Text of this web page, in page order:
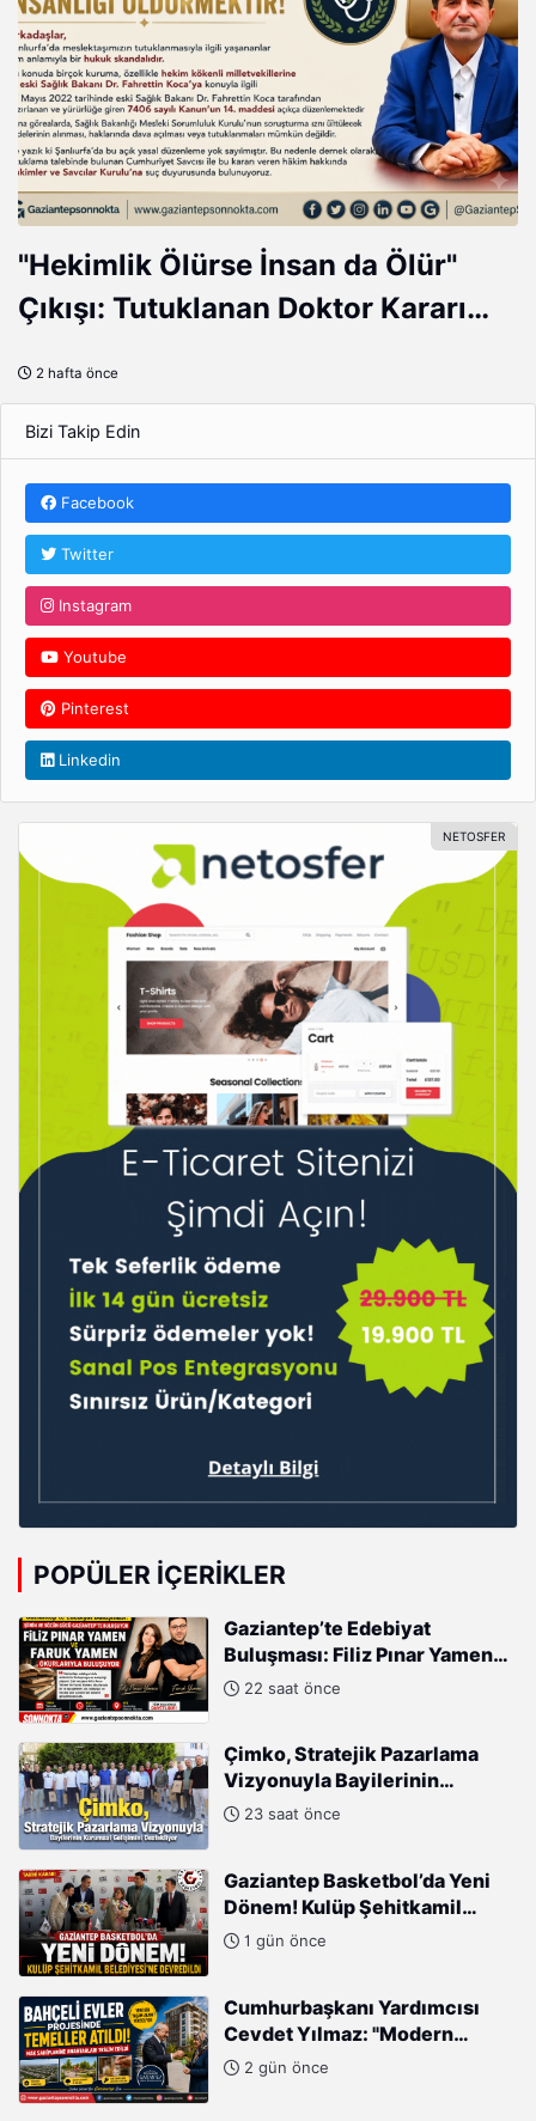
"Hekimlik Ölürse İnsan da Ölür"
Çıkışı: Tutuklanan Doktor Kararı
2 hafta önce
Bizi Takip Edin
Facebook
Twitter
Instagram
Youtube
Pinterest
Linkedin
POPÜLER İÇERIKLER
Gaziantep’te Edebiyat
Buluşması: Filiz Pınar Yamen
ve Faruk Yamen Okurlarıyla
22 saat önce
Çimko, Stratejik Pazarlama
Vizyonuyla Bayilerinin
Kurumsal Gelişimini
23 saat önce
Gaziantep Basketbol’da Yeni
Dönem! Kulüp Şehitkamil
Belediyesi’ne Devredildi
1 gün önce
Cumhurbaşkanı Yardımcısı
Cevdet Yılmaz: "Modern
Türkiye'nin İmarında
2 gün önce